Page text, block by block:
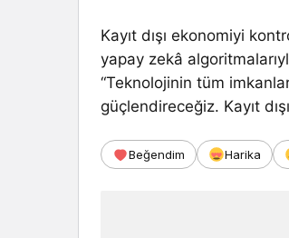
Kayıt dışı ekonomiyi
yapay zekâ
“Teknolojinin tüm
güçlendireceğiz. Kayıt
Beğendim Harika